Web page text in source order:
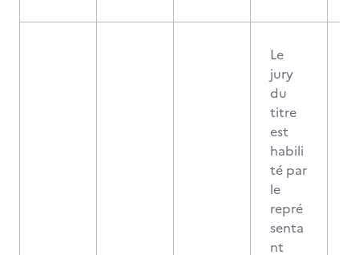
Le
jury
du
titre
est
habili
té par
le
repré
senta
nt